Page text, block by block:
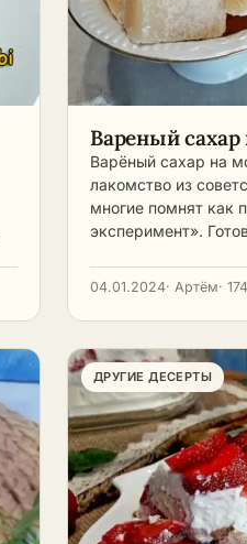
пошаговые фотографии
оформления.
Вареный
Варёный сахар на
лакомство из
многие помнят как
эксперимент».
04.01.2024· Артём·
ДРУГИЕ ДЕСЕРТЫ